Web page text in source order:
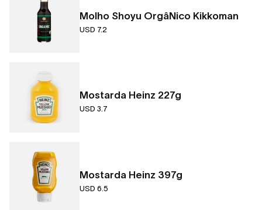
Molho Shoyu OrgâNico Kikkoman
USD 7.2
Mostarda Heinz 227g
USD 3.7
Mostarda Heinz 397g
USD 6.5